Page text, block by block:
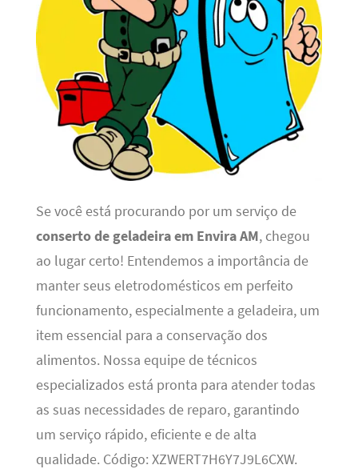
Se você está procurando por um serviço de
conserto de geladeira em Envira AM, chegou
ao lugar certo! Entendemos a importância de
manter seus eletrodomésticos em perfeito
funcionamento, especialmente a geladeira, um
item essencial para a conservação dos
alimentos. Nossa equipe de técnicos
especializados está pronta para atender todas
as suas necessidades de reparo, garantindo
um serviço rápido, eficiente e de alta
qualidade. Código: XZWERT7H6Y7J9L6CXW.